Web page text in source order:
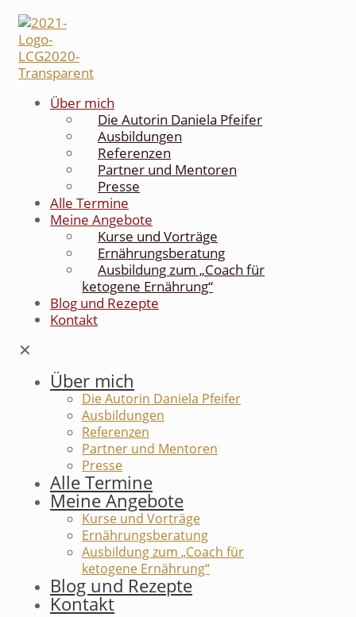
Über mich
Die Autorin Daniela Pfeifer
Ausbildungen
Referenzen
Partner und Mentoren
Presse
Alle Termine
Meine Angebote
Kurse und Vorträge
Ernährungsberatung
Ausbildung zum „Coach für
ketogene Ernährung“
Blog und Rezepte
Kontakt
✕
Über mich
Die Autorin Daniela Pfeifer
Ausbildungen
Referenzen
Partner und Mentoren
Presse
Alle Termine
Meine Angebote
Kurse und Vorträge
Ernährungsberatung
Ausbildung zum „Coach für
ketogene Ernährung“
Blog und Rezepte
Kontakt